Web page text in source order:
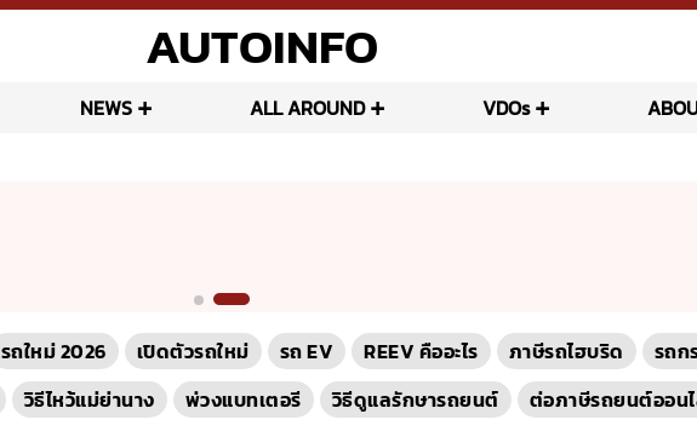
AUTOINFO
NEWS ALL AROUND VDOs
รถใหม่ 2026 เปิดตัวรถใหม่ รถ EV REEV คืออะไร ภาษีรถไฮบริด
รถก
วิธีไหว้แม่ย่านาง พ่วงแบทเตอรี วิธีดูแลรักษารถยนต์ ต่อภาษีรถยนต์ออน